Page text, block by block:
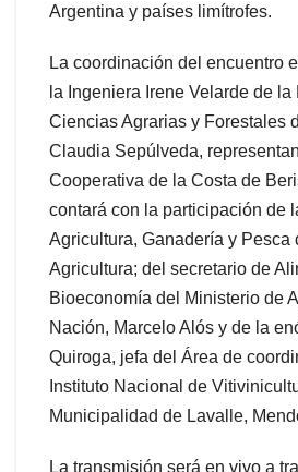
Argentina y países limítrofes.
La coordinación del encuentro
la Ingeniera Irene Velarde de
Ciencias Agrarias y Forestales
Claudia Sepúlveda,
Cooperativa de la Costa de
contará con la participación de
Agricultura, Ganadería y Pesca
Agricultura; del secretario de
Bioeconomía del Ministerio de
Nación, Marcelo Alós y de la
Quiroga, jefa del Área de
Instituto Nacional de
Municipalidad de Lavalle,
La transmisión será en vivo a